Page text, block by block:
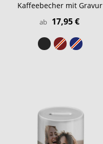
Kaffeebecher mit Gravur
ab 17,95 €